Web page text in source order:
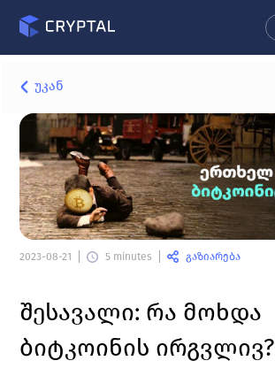
უკან
2023-08-21 5 minutes გაზიარება
შესავალი: რა მოხდა
ბიტკოინის ირგვლივ?